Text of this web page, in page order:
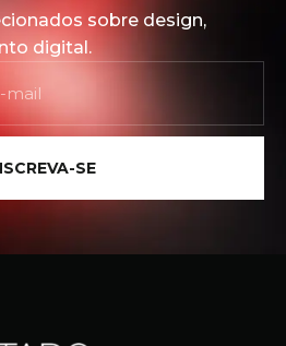
sobre design,
digital.
SE